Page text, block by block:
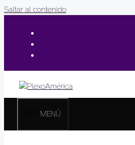
Saltar al contenido
MENÚ